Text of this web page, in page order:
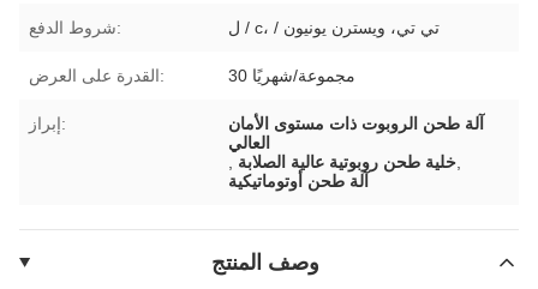
شروط الدفع: ل / c، / تي تي، ويسترن يونيون
القدرة على العرض: 30 مجموعة/شهريًا
إبراز:
آلة طحن الروبوت ذات مستوى الأمان
العالي
خلية طحن روبوتية عالية الصلابة
آلة طحن أوتوماتيكية
وصف المنتج